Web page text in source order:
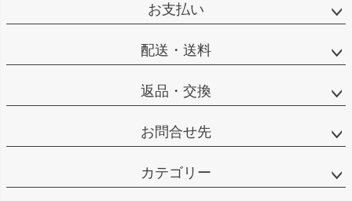
お支払い
配送・送料
返品・交換
お問合せ先
カテゴリー